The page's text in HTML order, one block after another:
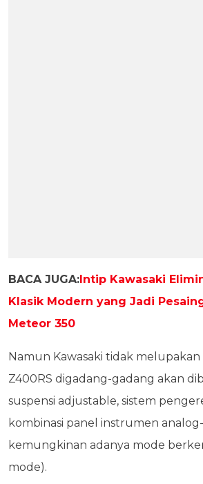
BACA JUGA:Intip Kawasaki
Klasik Modern yang Jadi
Meteor 350
Namun Kawasaki tidak
Z400RS digadang-gadang akan
suspensi adjustable, sistem
kombinasi panel instrumen
kemungkinan adanya mode
mode).